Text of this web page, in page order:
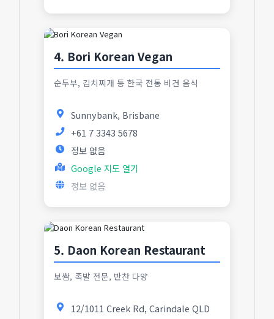
4. Bori Korean Vegan
순두부, 김치찌개 등 한국 전통 비건 음식
Sunnybank, Brisbane
+61 7 3343 5678
정보 없음
Google 지도 열기
정보 없음
5. Daon Korean Restaurant
보쌈, 족발 전문, 반찬 다양
12/1011 Creek Rd, Carindale QLD